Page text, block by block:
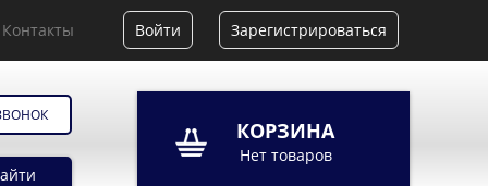
Контакты Войти Зарегистрироваться
КОРЗИНА
Нет товаров